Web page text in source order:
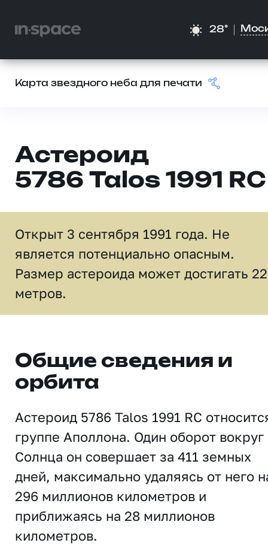
28°
Карта звездного неба для печати
Астероид
5786 Talos 1991 RC
Открыт 3 сентября 1991 года. Не
является потенциально опасным.
Размер астероида может достигать
метров.
Общие сведения и
орбита
Астероид 5786 Talos 1991 RC
группе Аполлона. Один оборот вокруг
Солнца он совершает за 411 земных
дней, максимально удаляясь от него
296 миллионов километров и
приближаясь на 28 миллионов
километров.